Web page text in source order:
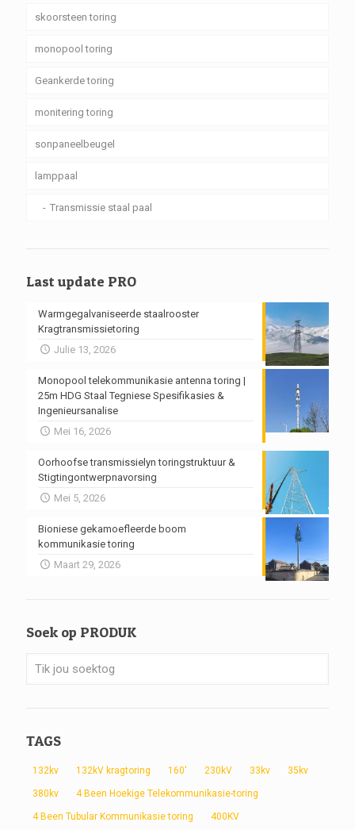
skoorsteen toring
monopool toring
Geankerde toring
monitering toring
sonpaneelbeugel
lamppaal
Transmissie staal paal
Last update PRO
Warmgegalvaniseerde staalrooster
Kragtransmissietoring
Julie 13, 2026
Monopool telekommunikasie antenna toring |
25m HDG Staal Tegniese Spesifikasies &
Ingenieursanalise
Mei 16, 2026
Oorhoofse transmissielyn toringstruktuur &
Stigtingontwerpnavorsing
Mei 5, 2026
Bioniese gekamoefleerde boom
kommunikasie toring
Maart 29, 2026
Soek op PRODUK
TAGS
132kv 132kV kragtoring 160' 230kV 33kv 35kv
380kv 4 Been Hoekige Telekommunikasie-toring
4 Been Tubular Kommunikasie toring 400KV